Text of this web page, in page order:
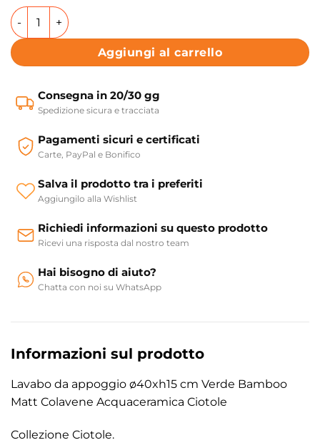
Lavabo da appoggio ø40xh15 cm Verde Bamboo Matt
Aggiungi al carrello
Consegna in 20/30 gg
Spedizione sicura e tracciata
Pagamenti sicuri e certificati
Carte, PayPal e Bonifico
Salva il prodotto tra i preferiti
Aggiungilo alla Wishlist
Richiedi informazioni su questo prodotto
Ricevi una risposta dal nostro team
Hai bisogno di aiuto?
Chatta con noi su WhatsApp
Informazioni sul prodotto
Lavabo da appoggio ø40xh15 cm Verde Bamboo
Matt Colavene Acquaceramica Ciotole
Collezione Ciotole.